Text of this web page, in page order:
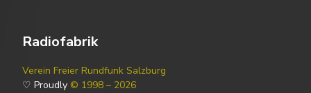
Radiofabrik
Verein Freier Rundfunk Salzburg
♡ Proudly © 1998 – 2026